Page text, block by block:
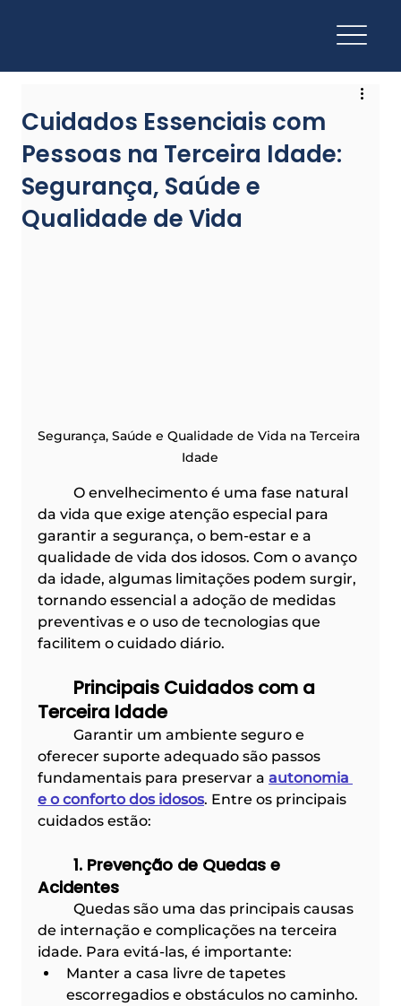
Cuidados Essenciais com
Pessoas na Terceira Idade:
Segurança, Saúde e
Qualidade de Vida
Segurança, Saúde e Qualidade de Vida na Terceira
Idade
da vida que exige atenção especial para
garantir a segurança, o bem-estar e a
qualidade de vida dos idosos. Com o avanço
da idade, algumas limitações podem surgir,
tornando essencial a adoção de medidas
preventivas e o uso de tecnologias que
facilitem o cuidado diário.
Terceira Idade
oferecer suporte adequado são passos
fundamentais para preservar a autonomia
e o conforto dos idosos. Entre os principais
cuidados estão:
Acidentes
de internação e complicações na terceira
idade. Para evitá-las, é importante:
Manter a casa livre de tapetes
escorregadios e obstáculos no caminho.